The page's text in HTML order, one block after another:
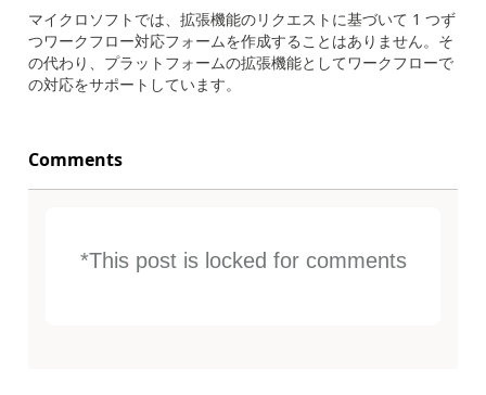
マイクロソフトでは、拡張機能のリクエストに基づいて 1 つず
つワークフロー対応フォームを作成することはありません。そ
の代わり、プラットフォームの拡張機能としてワークフローで
の対応をサポートしています。
Comments
*This post is locked for comments